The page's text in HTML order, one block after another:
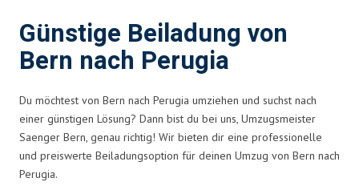
Günstige Beiladung von
Bern nach Perugia
Du möchtest von Bern nach Perugia umziehen und suchst nach
einer günstigen Lösung? Dann bist du bei uns, Umzugsmeister
Saenger Bern, genau richtig! Wir bieten dir eine professionelle
und preiswerte Beiladungsoption für deinen Umzug von Bern nach
Perugia.